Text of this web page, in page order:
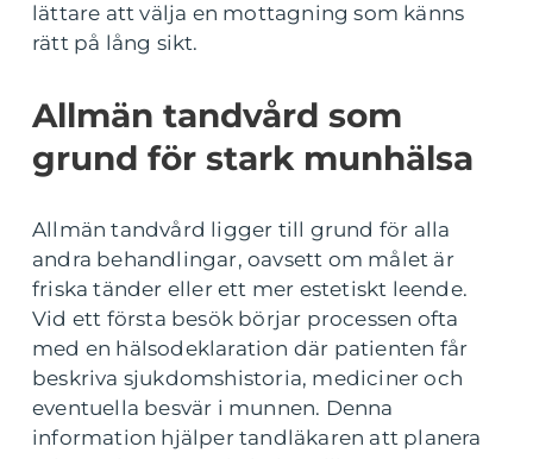
lättare att välja en mottagning som känns
rätt på lång sikt.
Allmän tandvård som
grund för stark munhälsa
Allmän tandvård ligger till grund för alla
andra behandlingar, oavsett om målet är
friska tänder eller ett mer estetiskt leende.
Vid ett första besök börjar processen ofta
med en hälsodeklaration där patienten får
beskriva sjukdomshistoria, mediciner och
eventuella besvär i munnen. Denna
information hjälper tandläkaren att planera